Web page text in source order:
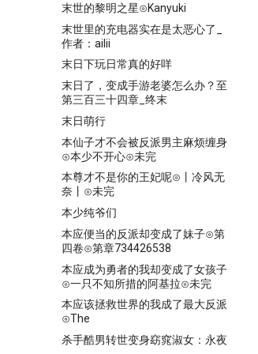
末世的黎明之星⊙Kanyuki
末世里的充电器实在是太恶心了_
作者：ailii
末日下玩日常真的好咩
末日了，变成手游老婆怎么办？至
第三百三十四章_终末
末日萌行
本仙子才不会被反派男主麻烦缠身
⊙本少不开心⊙未完
本尊才不是你的王妃呢⊙丨冷风无
奈丨⊙未完
本少纯爷们
本应便当的反派却变成了妹子⊙第
四卷⊙第章734426538
本应成为勇者的我却变成了女孩子
⊙一只不知所措的阿基拉⊙未完
本应该拯救世界的我成了最大反派
⊙The
杀手酷男转世变身窈窕淑女：永夜